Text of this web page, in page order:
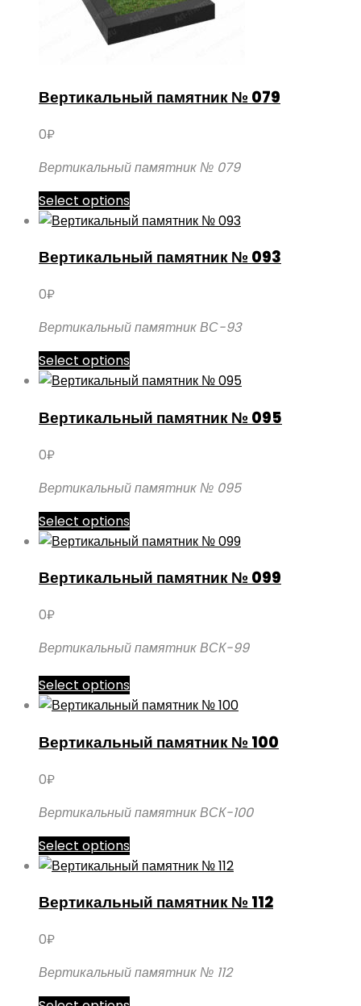
Вертикальный памятник № 079
0₽
Вертикальный памятник № 079
Select optionsЭтот
товар
несколько
можно
на
странице
Вертикальный памятник № 093
0₽
Вертикальный памятник ВС-93
Select optionsЭтот
товар
несколько
можно
на
странице
Вертикальный памятник № 095
0₽
Вертикальный памятник № 095
Select optionsЭтот
товар
несколько
можно
на
странице
Вертикальный памятник № 099
0₽
Вертикальный памятник ВСК-99
Select optionsЭтот
товар
несколько
можно
на
странице
Вертикальный памятник № 100
0₽
Вертикальный памятник ВСК-100
Select optionsЭтот
товар
несколько
можно
Вертикальный памятник № 112
0₽
Вертикальный памятник № 112